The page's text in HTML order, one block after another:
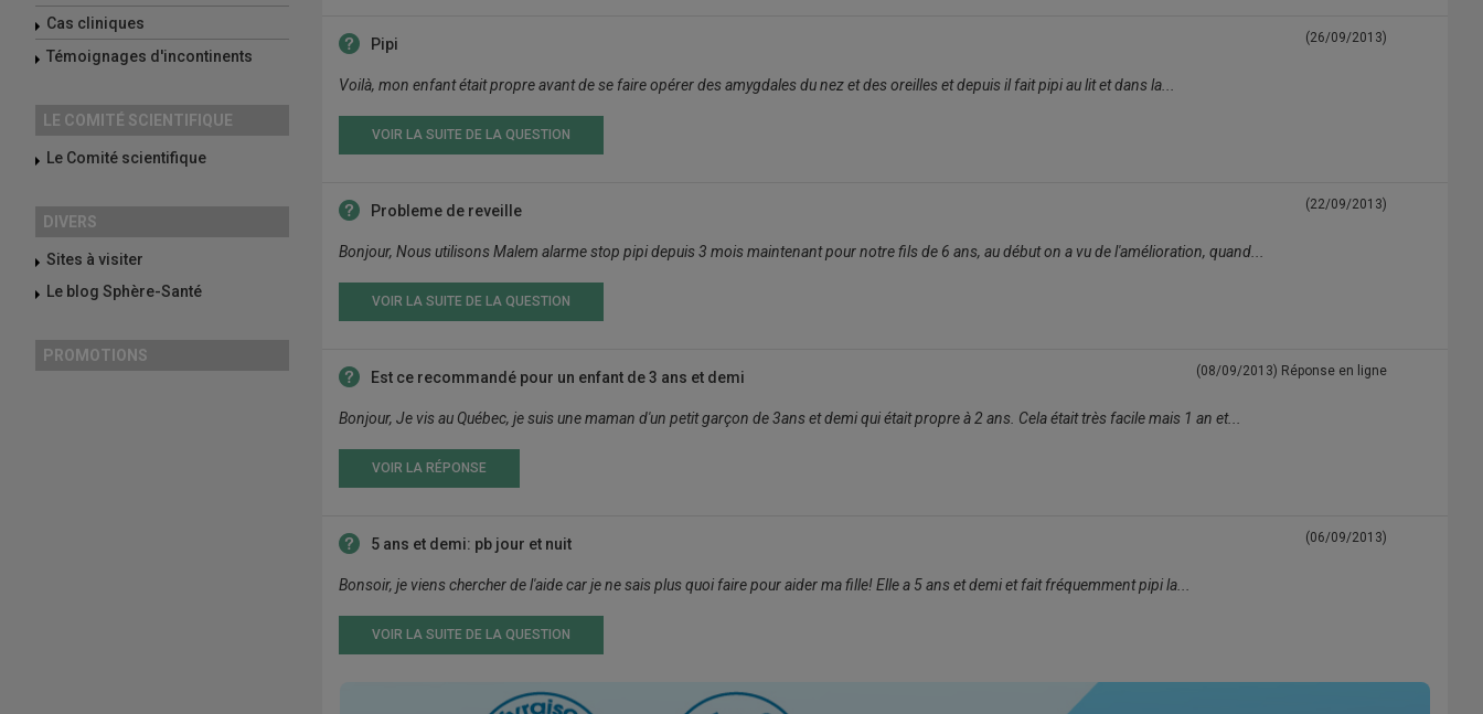
Cas cliniques
Témoignages d'incontinents
LE COMITÉ SCIENTIFIQUE
Le Comité scientifique
DIVERS
Sites à visiter
Le blog Sphère-Santé
PROMOTIONS
Pipi (26/09/2013)
Voilà, mon enfant était propre avant de se faire opérer des amygdales du nez et des oreilles et depuis il fait pipi au lit et dans la...
VOIR LA SUITE DE LA QUESTION
Probleme de reveille (22/09/2013)
Bonjour, Nous utilisons Malem alarme stop pipi depuis 3 mois maintenant pour notre fils de 6 ans, au début on a vu de l'amélioration, quand...
VOIR LA SUITE DE LA QUESTION
Est ce recommandé pour un enfant de 3 ans et demi (08/09/2013) Réponse en ligne
Bonjour, Je vis au Québec, je suis une maman d'un petit garçon de 3ans et demi qui était propre à 2 ans. Cela était très facile mais 1 an et...
VOIR LA RÉPONSE
5 ans et demi: pb jour et nuit (06/09/2013)
Bonsoir, je viens chercher de l'aide car je ne sais plus quoi faire pour aider ma fille! Elle a 5 ans et demi et fait fréquemment pipi la...
VOIR LA SUITE DE LA QUESTION